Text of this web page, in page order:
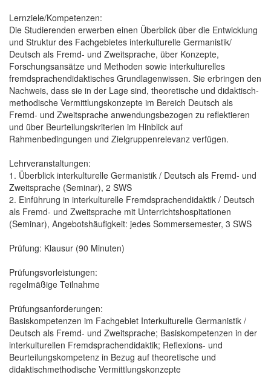
Lernziele/Kompetenzen:
Die Studierenden erwerben einen Überblick über die Entwicklung
und Struktur des Fachgebietes interkulturelle Germanistik/
Deutsch als Fremd- und Zweitsprache, über Konzepte,
Forschungsansätze und Methoden sowie interkulturelles
fremdsprachendidaktisches Grundlagenwissen. Sie erbringen den
Nachweis, dass sie in der Lage sind, theoretische und didaktisch-
methodische Vermittlungskonzepte im Bereich Deutsch als
Fremd- und Zweitsprache anwendungsbezogen zu reflektieren
und über Beurteilungskriterien im Hinblick auf
Rahmenbedingungen und Zielgruppenrelevanz verfügen.
Lehrveranstaltungen:
1. Überblick interkulturelle Germanistik / Deutsch als Fremd- und
Zweitsprache (Seminar), 2 SWS
2. Einführung in interkulturelle Fremdsprachendidaktik / Deutsch
als Fremd- und Zweitsprache mit Unterrichtshospitationen
(Seminar), Angebotshäufigkeit: jedes Sommersemester, 3 SWS
Prüfung: Klausur (90 Minuten)
Prüfungsvorleistungen:
regelmäßige Teilnahme
Prüfungsanforderungen:
Basiskompetenzen im Fachgebiet Interkulturelle Germanistik /
Deutsch als Fremd- und Zweitsprache; Basiskompetenzen in der
interkulturellen Fremdsprachendidaktik; Reflexions- und
Beurteilungskompetenz in Bezug auf theoretische und
didaktischmethodische Vermittlungskonzepte